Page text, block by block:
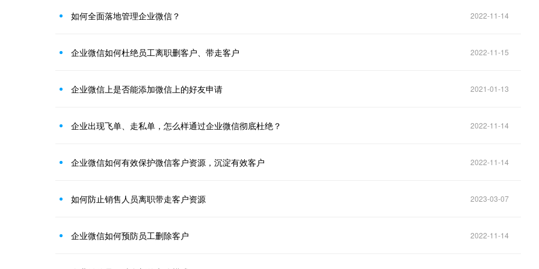
如何全面落地管理企业微信？ 2022-11-14
企业微信如何杜绝员工离职删客户、带走客户 2022-11-15
企业微信上是否能添加微信上的好友申请 2021-01-13
企业出现飞单、走私单，怎么样通过企业微信彻底杜绝？ 2022-11-14
企业微信如何有效保护微信客户资源，沉淀有效客户 2022-11-14
如何防止销售人员离职带走客户资源 2023-03-07
企业微信如何预防员工删除客户 2022-11-14